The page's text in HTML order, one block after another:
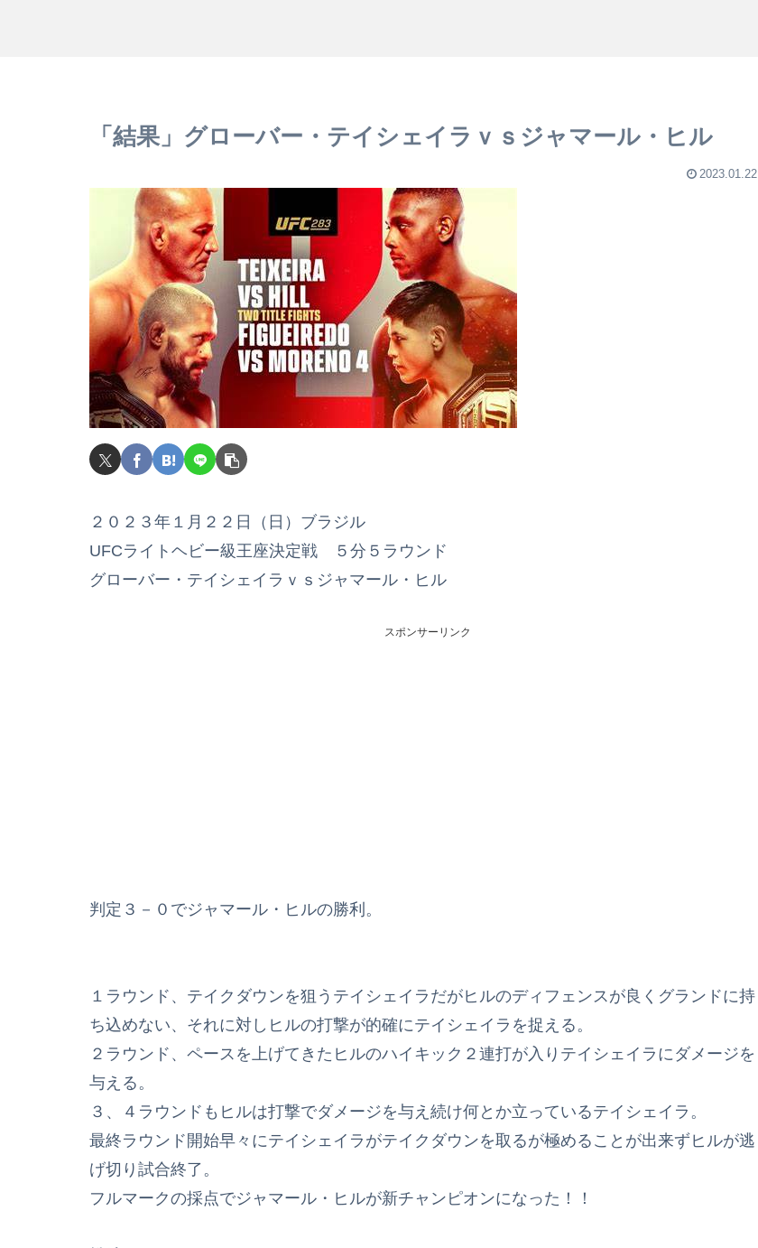
「結果」グローバー・テイシェイラｖｓジャマール・ヒル
2023.01.22
２０２３年１月２２日（日）ブラジル
UFCライトヘビー級王座決定戦 ５分５ラウンド
グローバー・テイシェイラｖｓジャマール・ヒル
スポンサーリンク
判定３－０でジャマール・ヒルの勝利。
１ラウンド、テイクダウンを狙うテイシェイラだがヒルのディフェンスが良くグランドに持
ち込めない、それに対しヒルの打撃が的確にテイシェイラを捉える。
２ラウンド、ペースを上げてきたヒルのハイキック２連打が入りテイシェイラにダメージを
与える。
３、４ラウンドもヒルは打撃でダメージを与え続け何とか立っているテイシェイラ。
最終ラウンド開始早々にテイシェイラがテイクダウンを取るが極めることが出来ずヒルが逃
げ切り試合終了。
フルマークの採点でジャマール・ヒルが新チャンピオンになった！！